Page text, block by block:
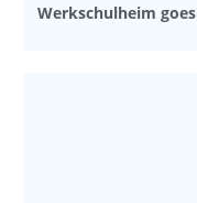
Werkschulheim